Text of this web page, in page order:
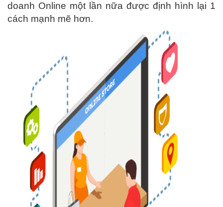
doanh Online một lần nữa được định hình lại 1
cách mạnh mẽ hơn.